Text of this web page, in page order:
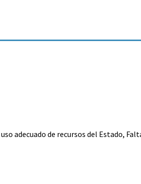
adecuado de recursos del Estado,